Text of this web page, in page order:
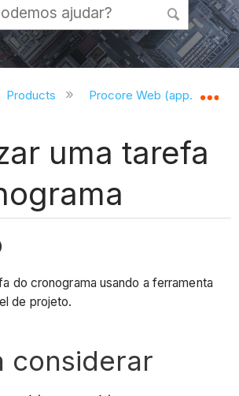
recolher hierarquia
Products Procore Web
uma tarefa
do cronograma usando a ferramenta
de projeto.
considerar